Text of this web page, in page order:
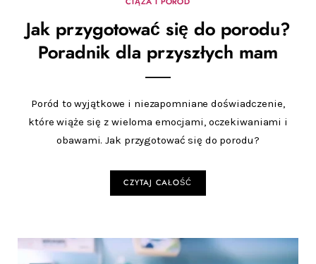
CIĄŻA I PORÓD
Jak przygotować się do porodu?
Poradnik dla przyszłych mam
Poród to wyjątkowe i niezapomniane doświadczenie,
które wiąże się z wieloma emocjami, oczekiwaniami i
obawami. Jak przygotować się do porodu?
CZYTAJ CAŁOŚĆ